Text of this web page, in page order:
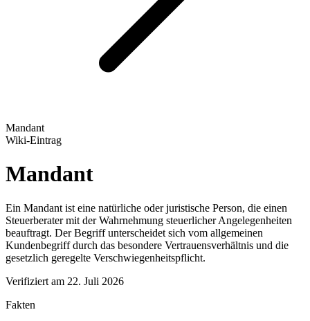
Mandant
Wiki-Eintrag
Mandant
Ein Mandant ist eine natürliche oder juristische Person, die einen
Steuerberater mit der Wahrnehmung steuerlicher Angelegenheiten
beauftragt. Der Begriff unterscheidet sich vom allgemeinen
Kundenbegriff durch das besondere Vertrauensverhältnis und die
gesetzlich geregelte Verschwiegenheitspflicht.
Verifiziert am 22. Juli 2026
Fakten